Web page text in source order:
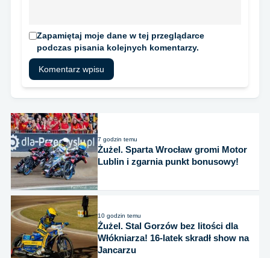
Zapamiętaj moje dane w tej przeglądarce
podczas pisania kolejnych komentarzy.
7 godzin temu
Żużel. Sparta Wrocław gromi Motor
Lublin i zgarnia punkt bonusowy!
10 godzin temu
Żużel. Stal Gorzów bez litości dla
Włókniarza! 16-latek skradł show na
Jancarzu